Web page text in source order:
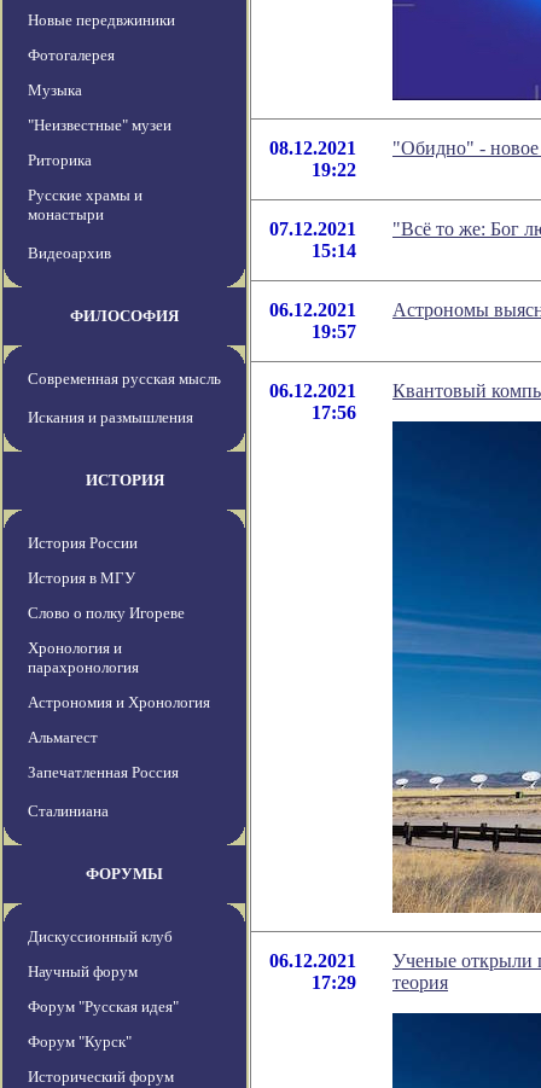
Новые передвжиники
Фотогалерея
Музыка
"Неизвестные" музеи
Риторика
Русские храмы и
монастыри
Видеоархив
ФИЛОСОФИЯ
Современная русская мысль
Искания и размышления
ИСТОРИЯ
История России
История в МГУ
Слово о полку Игореве
Хронология и
парахронология
Астрономия и Хронология
Альмагест
Запечатленная Россия
Сталиниана
ФОРУМЫ
Дискуссионный клуб
Научный форум
Форум "Русская идея"
Форум "Курск"
Исторический форум
08.12.2021
19:22
"Обидно" - новое
07.12.2021
15:14
"Всё то же: Бог
06.12.2021
19:57
Астрономы
06.12.2021
17:56
Квантовый
06.12.2021
17:29
Ученые открыли
теория